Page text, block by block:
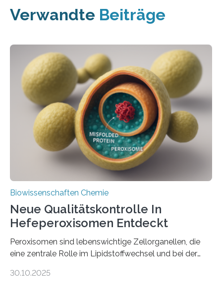
Verwandte Beiträge
Biowissenschaften Chemie
Neue Qualitätskontrolle In
Hefeperoxisomen Entdeckt
Peroxisomen sind lebenswichtige Zellorganellen, die
eine zentrale Rolle im Lipidstoffwechsel und bei der
erfüllen können, müssen zahlreiche Enzyme präzise in
30.10.2025